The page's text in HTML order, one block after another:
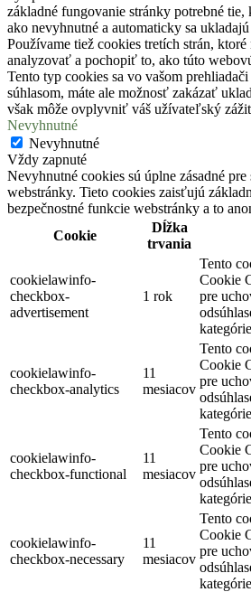
základné fungovanie stránky potrebné tie,
ako nevyhnutné a automaticky sa
Používame tiež cookies tretích strán, ktoré
analyzovať a pochopiť to, ako túto
Tento typ cookies sa vo vašom
súhlasom, máte ale možnosť zakázať
však môže ovplyvniť váš užívateľský
Nevyhnutné
Nevyhnutné
Vždy zapnuté
Nevyhnutné cookies sú úplne zásadné
webstránky. Tieto cookies zaisťujú
bezpečnostné funkcie webstránky a to
Cookie
Dĺžka
trvania
cookielawinfo-
checkbox-
advertisement
1 rok
Tento
Cookie
pre
cookielawinfo-
checkbox-analytics
11
mesiacov
Tento
Cookie
pre
cookielawinfo-
checkbox-functional
11
mesiacov
Tento
Cookie
pre
cookielawinfo-
checkbox-necessary
11
mesiacov
Tento
Cookie
pre